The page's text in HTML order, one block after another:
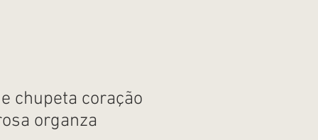
chupeta coração
organza